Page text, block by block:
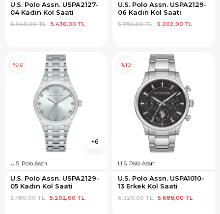
U.S. Polo Assn. USPA2127-
04 Kadın Kol Saati
5.436,00 TL
6.040,00 TL
U.S. Polo Assn. USPA2129-
06 Kadın Kol Saati
5.202,00 TL
5.780,00 TL
6
U.S. Polo Assn.
U.S. Polo Assn. USPA2129-
05 Kadın Kol Saati
5.202,00 TL
5.780,00 TL
%10
U.S. Polo Assn.
U.S. Polo Assn. USPA1010-
13 Erkek Kol Saati
5.688,00 TL
6.320,00 TL
%10